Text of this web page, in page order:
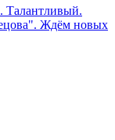
Талантливый.
Ждём новых